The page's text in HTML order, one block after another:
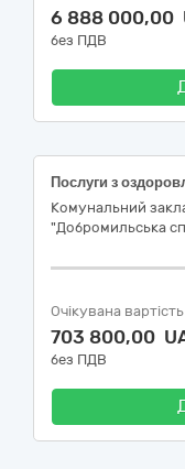
6 888 000,00
без ПДВ
Комунальний
"Добромильська
Очікувана вартість
703 800,00
без ПДВ